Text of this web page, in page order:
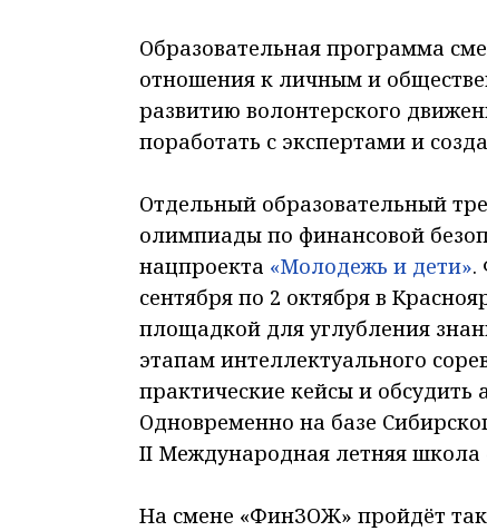
Образовательная программа
отношения к личным и
развитию волонтерского
поработать с экспертами и
Отдельный образовательный
олимпиады по финансовой
нацпроекта «Молодежь и дети».
сентября по 2 октября в
площадкой для углубления
этапам интеллектуального
практические кейсы и
Одновременно на базе
II Международная летняя школа
На смене «ФинЗОЖ» пройдёт